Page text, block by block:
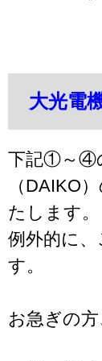
大光電
下記①～④
（DAIKO
たします。
例外的に
す。
お急ぎの